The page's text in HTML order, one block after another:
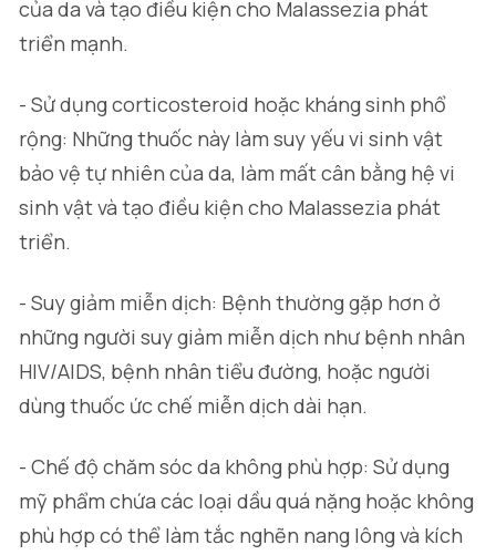
của da và tạo điều kiện cho Malassezia phát
triển mạnh.
- Sử dụng corticosteroid hoặc kháng sinh phổ
rộng: Những thuốc này làm suy yếu vi sinh vật
bảo vệ tự nhiên của da, làm mất cân bằng hệ vi
sinh vật và tạo điều kiện cho Malassezia phát
triển.
- Suy giảm miễn dịch: Bệnh thường gặp hơn ở
những người suy giảm miễn dịch như bệnh nhân
HIV/AIDS, bệnh nhân tiểu đường, hoặc người
dùng thuốc ức chế miễn dịch dài hạn.
- Chế độ chăm sóc da không phù hợp: Sử dụng
mỹ phẩm chứa các loại dầu quá nặng hoặc không
phù hợp có thể làm tắc nghẽn nang lông và kích